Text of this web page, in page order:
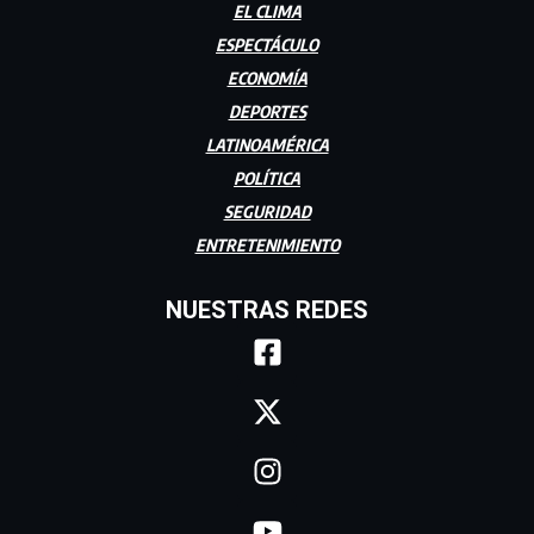
EL CLIMA
ESPECTÁCULO
ECONOMÍA
DEPORTES
LATINOAMÉRICA
POLÍTICA
SEGURIDAD
ENTRETENIMIENTO
NUESTRAS REDES